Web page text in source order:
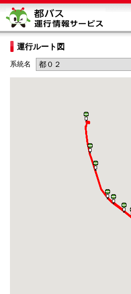
運行ルート図
系統名 都０２